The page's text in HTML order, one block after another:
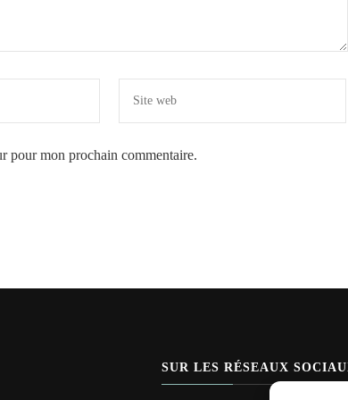
pour mon prochain commentaire.
SUR LES RÉSEAUX